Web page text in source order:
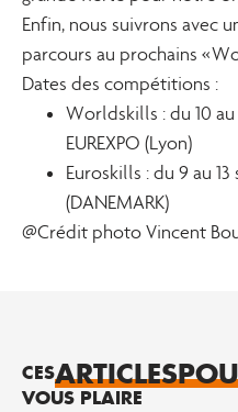
Enfin, nous suivrons avec
parcours au prochains «
Dates des compétitions :
Worldskills : du 10
EUREXPO (Lyon)
Euroskills : du 9 au
(DANEMARK)
@Crédit photo Vincent
CESARTICLES
VOUS PLAIRE